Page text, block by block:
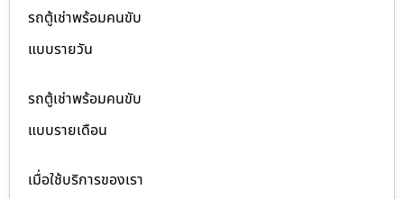
รถตู้เช่าพร้อมคนขับ
แบบรายวัน
รถตู้เช่าพร้อมคนขับ
แบบรายเดือน
เมื่อใช้บริการของเรา